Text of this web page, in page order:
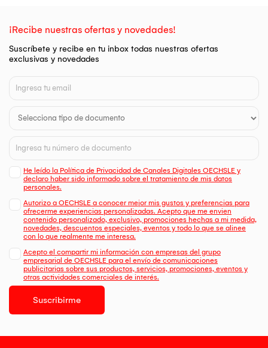
¡Recibe nuestras ofertas y novedades!
Suscríbete y recibe en tu inbox todas nuestras ofertas
exclusivas y novedades
He leído la Política de Privacidad de Canales Digitales OECHSLE y
declaro haber sido informado sobre el tratamiento de mis datos
personales.
Autorizo a OECHSLE a conocer mejor mis gustos y preferencias para
ofrecerme experiencias personalizadas. Acepto que me envien
contenido personalizado, exclusivo, promociones hechas a mi medida,
novedades, descuentos especiales, eventos y todo lo que se alinee
con lo que realmente me interesa.
Acepto el compartir mi información con empresas del grupo
empresarial de OECHSLE para el envío de comunicaciones
publicitarias sobre sus productos, servicios, promociones, eventos y
otras actividades comerciales de interés.
Suscribirme